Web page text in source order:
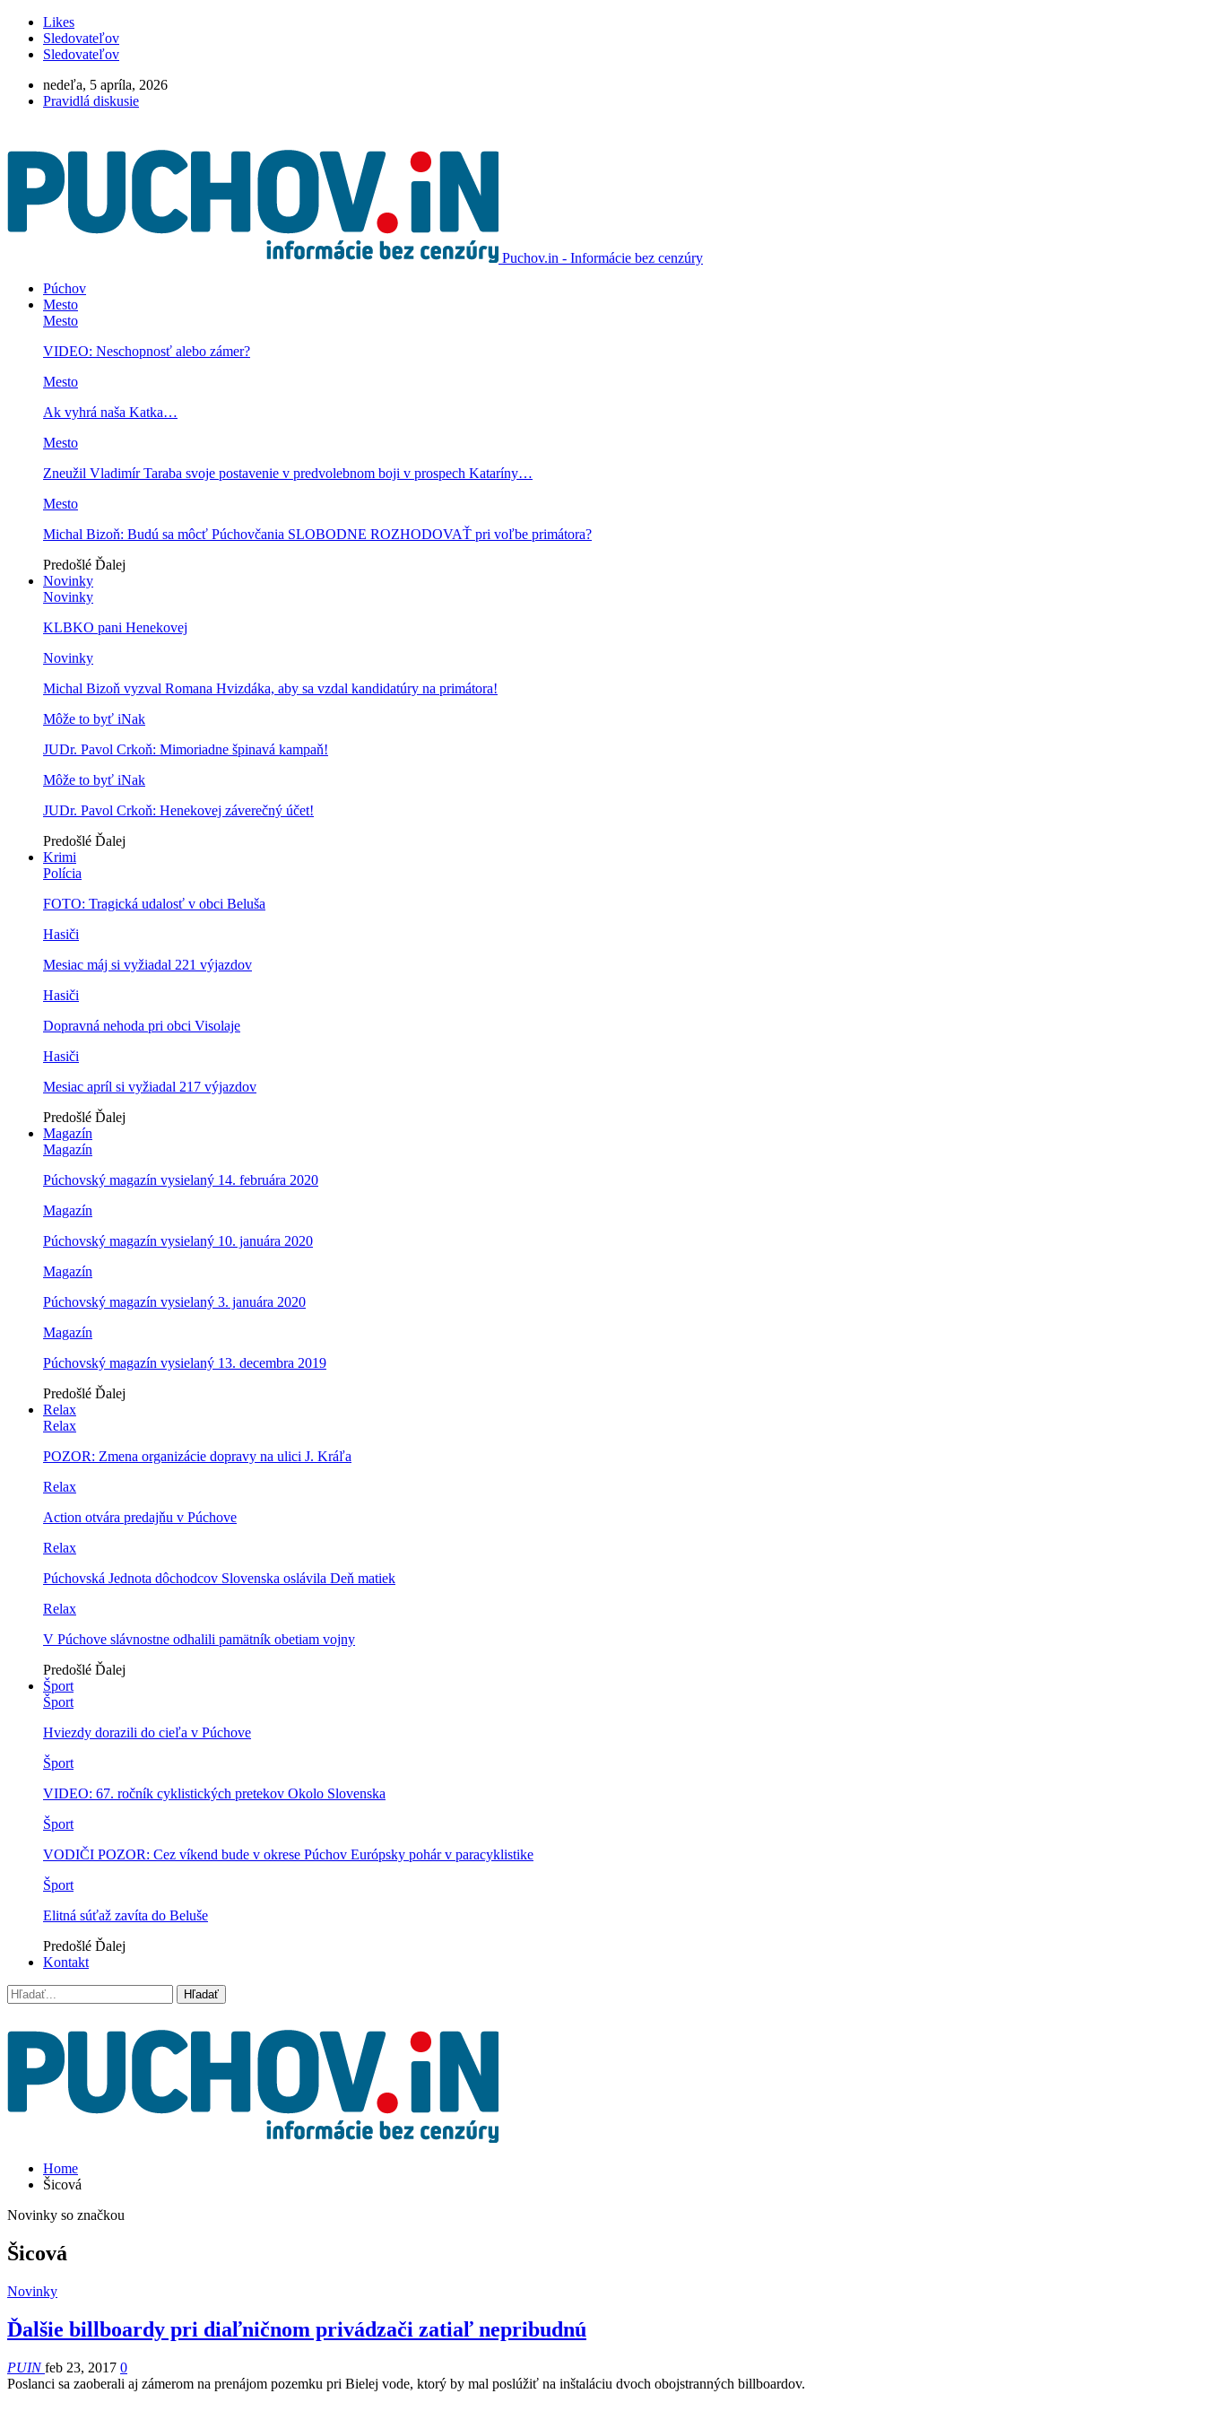
Likes
Sledovateľov
Sledovateľov
nedeľa, 5 apríla, 2026
Pravidlá diskusie
Puchov.in - Informácie bez cenzúry
Púchov
Mesto
Mesto
VIDEO: Neschopnosť alebo zámer?
Mesto
Ak vyhrá naša Katka…
Mesto
Zneužil Vladimír Taraba svoje postavenie v predvolebnom boji v prospech Kataríny…
Mesto
Michal Bizoň: Budú sa môcť Púchovčania SLOBODNE ROZHODOVAŤ pri voľbe primátora?
Predošlé Ďalej
Novinky
Novinky
KLBKO pani Henekovej
Novinky
Michal Bizoň vyzval Romana Hvizdáka, aby sa vzdal kandidatúry na primátora!
Môže to byť iNak
JUDr. Pavol Crkoň: Mimoriadne špinavá kampaň!
Môže to byť iNak
JUDr. Pavol Crkoň: Henekovej záverečný účet!
Predošlé Ďalej
Krimi
Polícia
FOTO: Tragická udalosť v obci Beluša
Hasiči
Mesiac máj si vyžiadal 221 výjazdov
Hasiči
Dopravná nehoda pri obci Visolaje
Hasiči
Mesiac apríl si vyžiadal 217 výjazdov
Predošlé Ďalej
Magazín
Magazín
Púchovský magazín vysielaný 14. februára 2020
Magazín
Púchovský magazín vysielaný 10. januára 2020
Magazín
Púchovský magazín vysielaný 3. januára 2020
Magazín
Púchovský magazín vysielaný 13. decembra 2019
Predošlé Ďalej
Relax
Relax
POZOR: Zmena organizácie dopravy na ulici J. Kráľa
Relax
Action otvára predajňu v Púchove
Relax
Púchovská Jednota dôchodcov Slovenska oslávila Deň matiek
Relax
V Púchove slávnostne odhalili pamätník obetiam vojny
Predošlé Ďalej
Šport
Šport
Hviezdy dorazili do cieľa v Púchove
Šport
VIDEO: 67. ročník cyklistických pretekov Okolo Slovenska
Šport
VODIČI POZOR: Cez víkend bude v okrese Púchov Európsky pohár v paracyklistike
Šport
Elitná súťaž zavíta do Beluše
Predošlé Ďalej
Kontakt
Home
Šicová
Novinky so značkou
Šicová
Novinky
Ďalšie billboardy pri diaľničnom privádzači zatiaľ nepribudnú
PUINfeb 23, 2017 0
Poslanci sa zaoberali aj zámerom na prenájom pozemku pri Bielej vode, ktorý by mal poslúžiť na inštaláciu dvoch obojstranných billboardov.